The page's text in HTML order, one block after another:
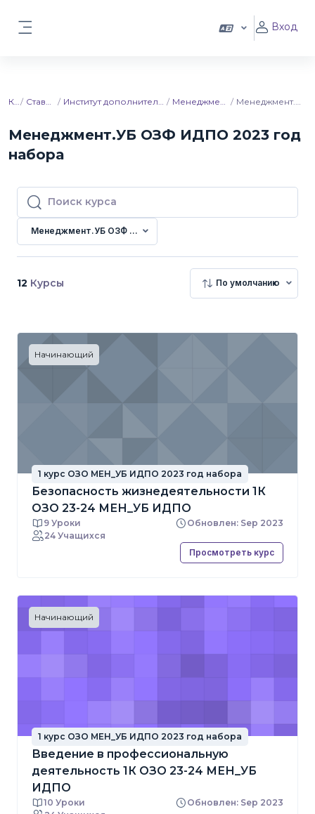
Вход
Курсы Ставропольский ГАУ Институт дополнительного профессионального образования Менеджмент. Управление бизнесом Менеджмент.УБ ОЗФ ИДПО 2023 год набора
Менеджмент.УБ ОЗФ ИДПО 2023 год
набора
Поиск курса
Поиск курса
Менеджмент.УБ ОЗФ ИДПО 2023 год набора
12 Курсы По умолчанию
Начинающий
1 курс ОЗО МЕН_УБ ИДПО 2023 год набора
Безопасность жизнедеятельности 1К
ОЗО 23-24 МЕН_УБ ИДПО
9 Уроки
Обновлен: Sep 2023
24 Учащихся
Просмотреть курс
Начинающий
1 курс ОЗО МЕН_УБ ИДПО 2023 год набора
Введение в профессиональную
деятельность 1К ОЗО 23-24 МЕН_УБ
ИДПО
10 Уроки
Обновлен: Sep 2023